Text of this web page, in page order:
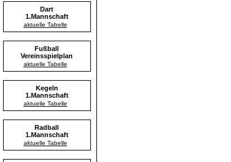
Dart
1.Mannschaft
aktuelle Tabelle
Fußball
Vereinsspielplan
aktuelle Tabelle
Kegeln
1.Mannschaft
aktuelle Tabelle
Radball
1.Mannschaft
aktuelle Tabelle